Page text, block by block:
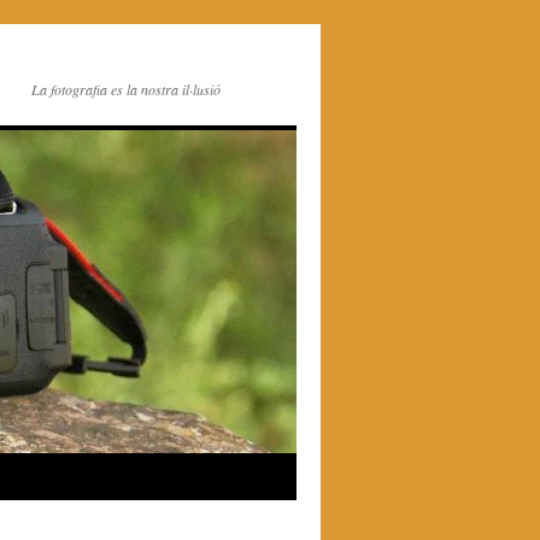
La fotografia es la nostra il·lusió